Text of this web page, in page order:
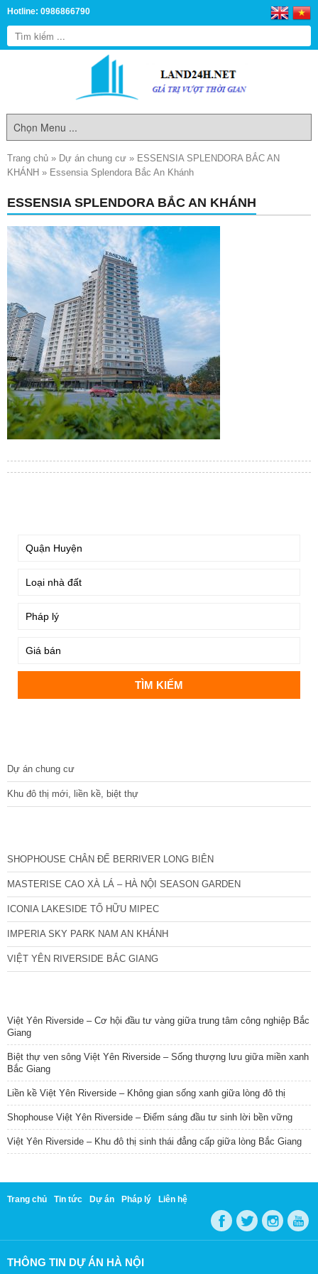
Hotline: 0986866790
Trang chủ » Dự án chung cư » ESSENSIA SPLENDORA BẮC AN
KHÁNH » Essensia Splendora Bắc An Khánh
ESSENSIA SPLENDORA BẮC AN KHÁNH
Dự án chung cư
Khu đô thị mới, liền kề, biệt thự
SHOPHOUSE CHÂN ĐẾ BERRIVER LONG BIÊN
MASTERISE CAO XÀ LÁ – HÀ NỘI SEASON GARDEN
ICONIA LAKESIDE TỐ HỮU MIPEC
IMPERIA SKY PARK NAM AN KHÁNH
VIỆT YÊN RIVERSIDE BẮC GIANG
Việt Yên Riverside – Cơ hội đầu tư vàng giữa trung tâm công nghiệp Bắc
Giang
Biệt thự ven sông Việt Yên Riverside – Sống thượng lưu giữa miền xanh
Bắc Giang
Liền kề Việt Yên Riverside – Không gian sống xanh giữa lòng đô thị
Shophouse Việt Yên Riverside – Điểm sáng đầu tư sinh lời bền vững
Việt Yên Riverside – Khu đô thị sinh thái đẳng cấp giữa lòng Bắc Giang
Trang chủ Tin tức Dự án Pháp lý Liên hệ
THÔNG TIN DỰ ÁN HÀ NỘI